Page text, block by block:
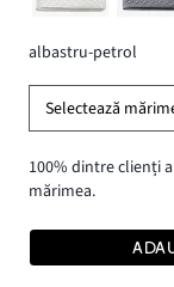
albastru-petrol
Selectează
100% dintre clienți
mărimea.